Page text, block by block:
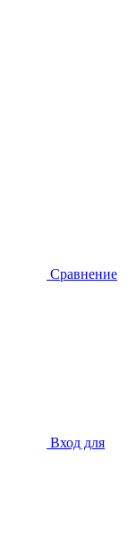
Сравнение
Вход для